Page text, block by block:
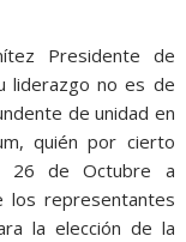
Presidente de
liderazgo no es de
de unidad en
quién por cierto
26 de Octubre a
los representantes
la elección de la